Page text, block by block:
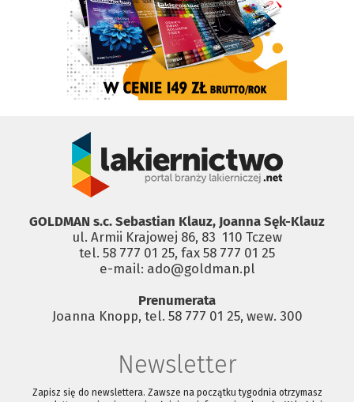
GOLDMAN s.c. Sebastian Klauz, Joanna Sęk-Klauz
ul. Armii Krajowej 86, 83 ­ 110 Tczew
tel. 58 777 01 25, fax 58 777 01 25
e-mail: ado@goldman.pl
Prenumerata
Joanna Knopp, tel. 58 777 01 25, wew. 300
Newsletter
Zapisz się do newslettera. Zawsze na początku tygodnia otrzymasz